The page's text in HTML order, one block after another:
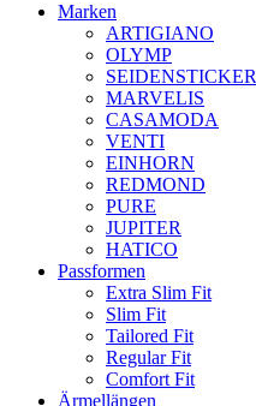
Marken
ARTIGIANO
OLYMP
SEIDENSTICKER
MARVELIS
CASAMODA
VENTI
EINHORN
REDMOND
PURE
JUPITER
HATICO
Passformen
Extra Slim Fit
Slim Fit
Tailored Fit
Regular Fit
Comfort Fit
Ärmellängen